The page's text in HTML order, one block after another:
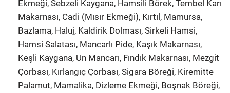
Ekmeği, Sebzeli Kaygana, Hamsili Börek, Tembel Karı
Makarnası, Cadi (Mısır Ekmeği), Kırtıl, Mamursa,
Bazlama, Haluj, Kaldirik Dolması, Sirkeli Hamsi,
Hamsi Salatası, Mancarlı Pide, Kaşık Makarnası,
Keşli Kaygana, Un Mancarı, Fındık Makarnası, Mezgit
Çorbası, Kırlangıç Çorbası, Sigara Böreği, Kiremitte
Palamut, Mamalika, Dizleme Ekmeği, Boşnak Böreği,